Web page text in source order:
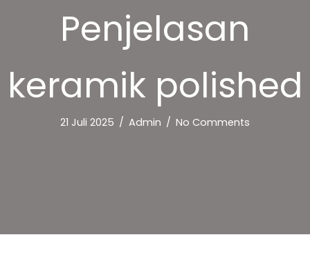
Penjelasan
keramik polished
21 Juli 2025 / Admin / No Comments